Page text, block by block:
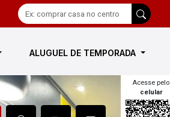
ALUGUEL DE TEMPORADA
Acesse pelo
celular